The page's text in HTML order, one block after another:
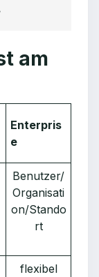
am
Enterpris
e
Benutzer/
Organisati
on/Stando
rt
flexibel